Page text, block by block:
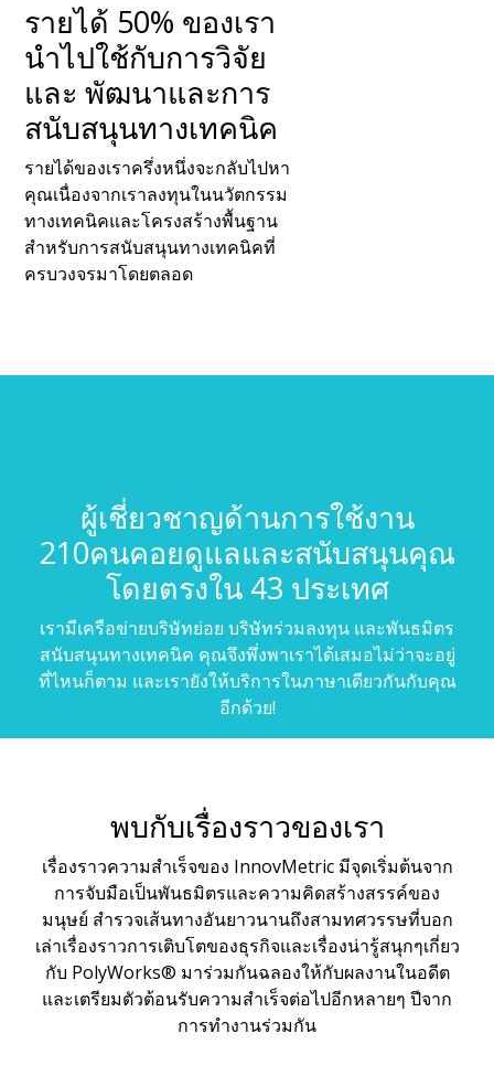
รายได้ 50% ของเรา
นำไปใช้กับการวิจัย
และ พัฒนาและการ
สนับสนุนทางเทคนิค
รายได้ของเราครึ่งหนึ่งจะกลับไปหา
คุณเนื่องจากเราลงทุนในนวัตกรรม
ทางเทคนิคและโครงสร้างพื้นฐาน
สำหรับการสนับสนุนทางเทคนิคที่
ครบวงจรมาโดยตลอด
ผู้เชี่ยวชาญด้านการใช้งาน
210คนคอยดูแลและสนับสนุนคุณ
โดยตรงใน 43 ประเทศ
เรามีเครือข่ายบริษัทย่อย บริษัทร่วมลงทุน และพันธมิตร
สนับสนุนทางเทคนิค คุณจึงพึ่งพาเราได้เสมอไม่ว่าจะอยู่
ที่ไหนก็ตาม และเรายังให้บริการในภาษาเดียวกันกับคุณ
อีกด้วย!
พบกับเรื่องราวของเรา
เรื่องราวความสำเร็จของ InnovMetric มีจุดเริ่มต้นจาก
การจับมือเป็นพันธมิตรและความคิดสร้างสรรค์ของ
มนุษย์ สำรวจเส้นทางอันยาวนานถึงสามทศวรรษที่บอก
เล่าเรื่องราวการเติบโตของธุรกิจและเรื่องน่ารู้สนุกๆเกี่ยว
กับ PolyWorks® มาร่วมกันฉลองให้กับผลงานในอดีต
และเตรียมตัวต้อนรับความสำเร็จต่อไปอีกหลายๆ ปีจาก
การทำงานร่วมกัน